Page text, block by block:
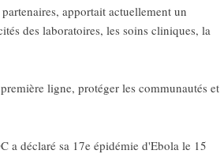
apportait actuellement un
des laboratoires, les soins cliniques, la
ligne, protéger les communautés et
a déclaré sa 17e épidémie d'Ebola le 15